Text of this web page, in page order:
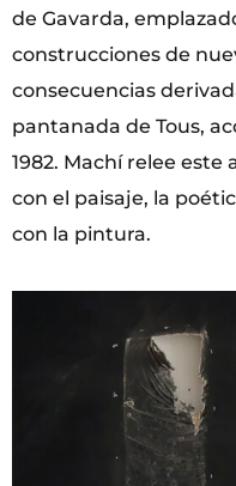
de Gavarda,
construcciones de
consecuencias
pantanada de Tous,
1982. Machí relee
con el paisaje, la
con la pintura.